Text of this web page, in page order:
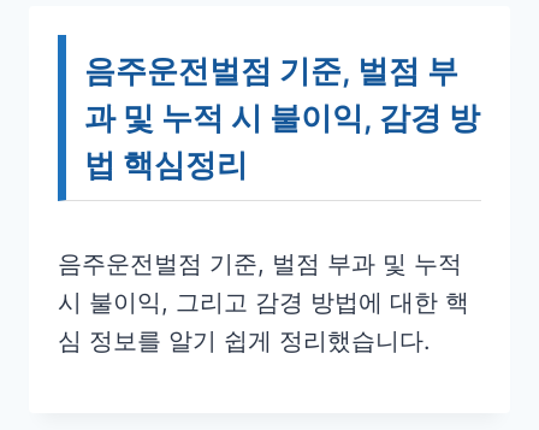
음주운전벌점 기준, 벌점 부
과 및 누적 시 불이익, 감경 방
법 핵심정리
음주운전벌점 기준, 벌점 부과 및 누적
시 불이익, 그리고 감경 방법에 대한 핵
심 정보를 알기 쉽게 정리했습니다.